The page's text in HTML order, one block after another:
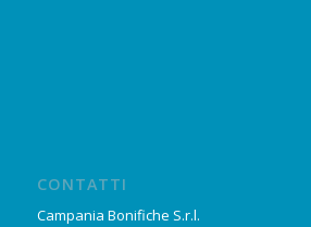
CONTATTI
Campania Bonifiche S.r.l.